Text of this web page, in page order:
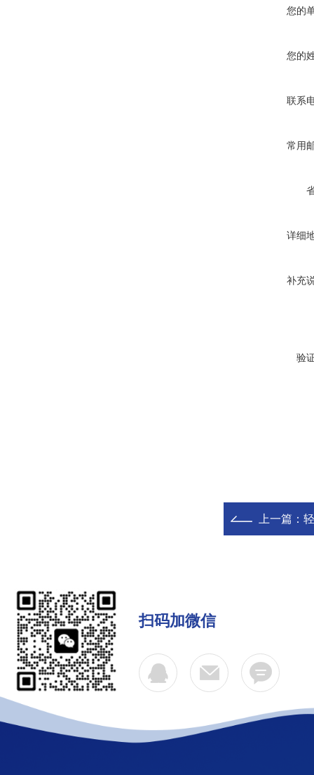
您的
您的
联系
常用
详细
补充
验
上一篇：
扫码加微信